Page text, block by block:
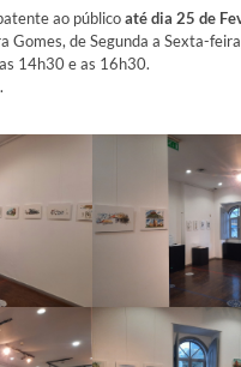
ao públicoaté dia 25 de
Gomes, de Segunda a Sexta-
14h30 e as 16h30.